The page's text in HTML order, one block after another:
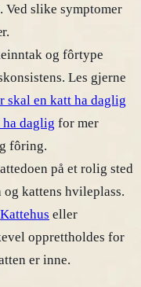
slike symptomer
og fôrtype
Les gjerne
skal en katt ha daglig
daglig for mer
fôring.
på et rolig sted
kattens hvileplass.
Kattehus eller
opprettholdes for
er inne.